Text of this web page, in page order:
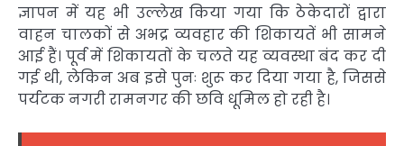
ज्ञापन में यह भी उल्लेख किया गया कि ठेकेदारों द्वारा
वाहन चालकों से अभद्र व्यवहार की शिकायतें भी सामने
आई हैं। पूर्व में शिकायतों के चलते यह व्यवस्था बंद कर दी
गई थी, लेकिन अब इसे पुनः शुरू कर दिया गया है, जिससे
पर्यटक नगरी रामनगर की छवि धूमिल हो रही है।